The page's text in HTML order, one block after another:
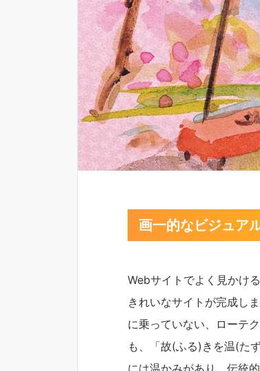
画一的なビジュア
Webサイトでよく見かけ
きれいなサイトが完成し
に乗っていない、ローテ
も、「故(ふる)きを温(た